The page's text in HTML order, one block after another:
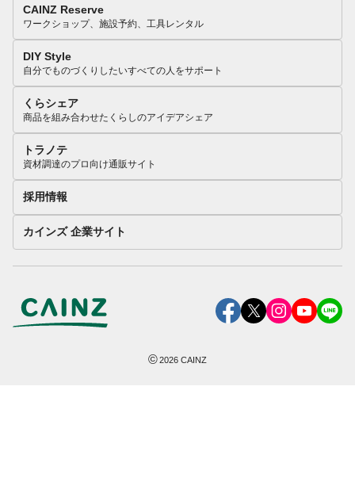
CAINZ Reserve
ワークショップ、施設予約、工具レンタル
DIY Style
自分でものづくりしたいすべての人をサポート
くらシェア
商品を組み合わせたくらしのアイデアシェア
トラノテ
資材調達のプロ向け通販サイト
採用情報
カインズ 企業サイト
©2026 CAINZ